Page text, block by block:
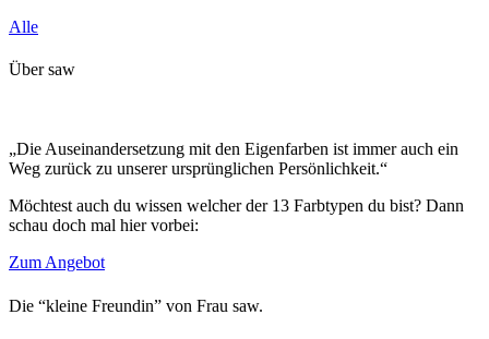
Alle
Über saw
„Die Auseinandersetzung mit den Eigenfarben ist immer auch ein
Weg zurück zu unserer ursprünglichen Persönlichkeit.“
Möchtest auch du wissen welcher der 13 Farbtypen du bist? Dann
schau doch mal hier vorbei:
Zum Angebot
Die “kleine Freundin” von Frau saw.